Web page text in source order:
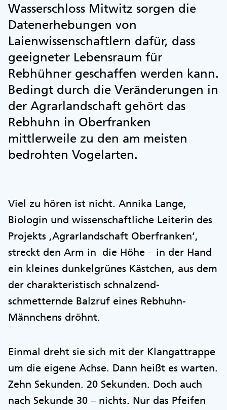
Wasserschloss Mitwitz sorgen die
Datenerhebungen von
Laienwissenschaftlern dafür, dass
geeigneter Lebensraum für
Rebhühner geschaffen werden kann.
Bedingt durch die Veränderungen in
der Agrarlandschaft gehört das
Rebhuhn in Oberfranken
mittlerweile zu den am meisten
bedrohten Vogelarten.
Viel zu hören ist nicht. Annika Lange,
Biologin und wissenschaftliche Leiterin des
Projekts ,Agrarlandschaft Oberfranken‘,
streckt den Arm in die Höhe – in der Hand
ein kleines dunkelgrünes Kästchen, aus dem
der charakteristisch schnalzend-
schmetternde Balzruf eines Rebhuhn-
Männchens dröhnt.
Einmal dreht sie sich mit der Klangattrappe
um die eigene Achse. Dann heißt es warten.
Zehn Sekunden. 20 Sekunden. Doch auch
nach Sekunde 30 – nichts. Nur das Pfeifen